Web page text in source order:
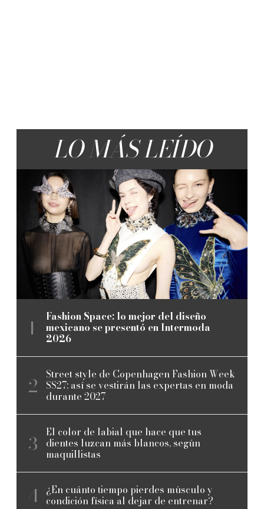
LO MÁS LEÍDO
Fashion Space: lo mejor del diseño
mexicano se presentó en Intermoda
2026
Street style de Copenhagen Fashion Week
SS27: así se vestirán las expertas en moda
durante 2027
El color de labial que hace que tus
dientes luzcan más blancos, según
maquillistas
¿En cuánto tiempo pierdes músculo y
condición física al dejar de entrenar?